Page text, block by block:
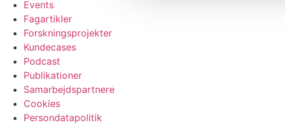
Events
Fagartikler
Forskningsprojekter
Kundecases
Podcast
Publikationer
Samarbejdspartnere
Cookies
Persondatapolitik